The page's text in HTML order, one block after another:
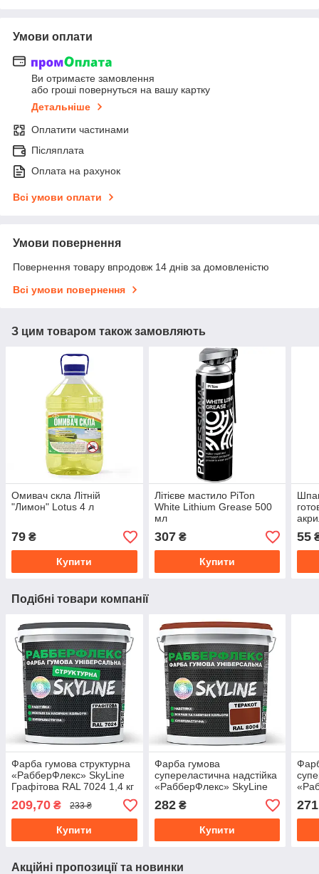
Умови оплати
Ви отримаєте замовлення
або гроші повернуться на вашу картку
Детальніше
Оплатити частинами
Післяплата
Оплата на рахунок
Всі умови оплати
Умови повернення
Повернення товару впродовж 14 днів за домовленістю
Всі умови повернення
З цим товаром також замовляють
Омивач скла Літній
"Лимон" Lotus 4 л
79 ₴
Купити
Літієве мастило PiTon
White Lithium Grease 500
мл
307₴
Купити
Бук
55
Подібні товари компанії
Фарба гумова структурна
«РабберФлекс» SkyLine
Графітова RAL 7024 1,4 кг
209,70 ₴ 233 ₴
Купити
Фарба гумова
супереластична надстійка
«РабберФлекс» SkyLine
282₴
Купити
271
Акційні пропозиції та новинки